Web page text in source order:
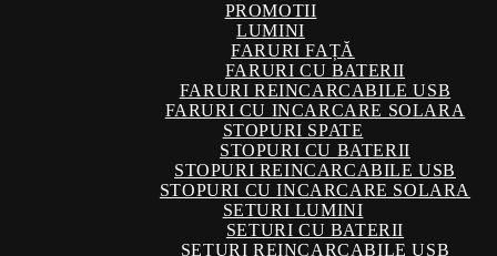
PROMOTII
LUMINI
FARURI FAȚĂ
FARURI CU BATERII
FARURI REINCARCABILE USB
FARURI CU INCARCARE SOLARA
STOPURI SPATE
STOPURI CU BATERII
STOPURI REINCARCABILE USB
STOPURI CU INCARCARE SOLARA
SETURI LUMINI
SETURI CU BATERII
SETURI REINCARCABILE USB